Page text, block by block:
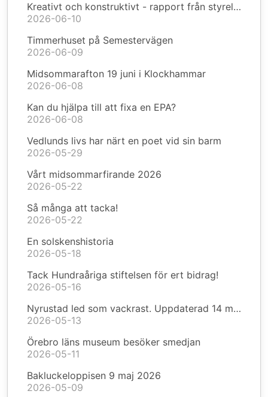
Kreativt och konstruktivt - rapport från styrelsen
2026-06-10
Timmerhuset på Semestervägen
2026-06-09
Midsommarafton 19 juni i Klockhammar
2026-06-08
Kan du hjälpa till att fixa en EPA?
2026-06-08
Vedlunds livs har närt en poet vid sin barm
2026-05-29
Vårt midsommarfirande 2026
2026-05-22
Så många att tacka!
2026-05-22
En solskenshistoria
2026-05-18
Tack Hundraåriga stiftelsen för ert bidrag!
2026-05-16
Nyrustad led som vackrast. Uppdaterad 14 maj.
2026-05-13
Örebro läns museum besöker smedjan
2026-05-11
Bakluckeloppisen 9 maj 2026
2026-05-09